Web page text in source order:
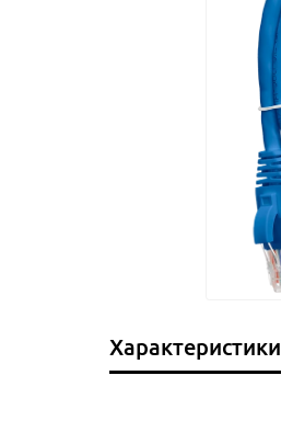
Характеристики